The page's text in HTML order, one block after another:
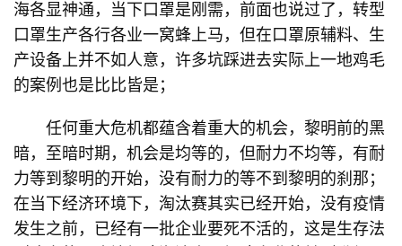
海各显神通，当下口罩是刚需，前面也说过了，转型
口罩生产各行各业一窝蜂上马，但在口罩原辅料、生
产设备上并不如人意，许多坑踩进去实际上一地鸡毛
的案例也是比比皆是；
任何重大危机都蕴含着重大的机会，黎明前的黑
暗，至暗时期，机会是均等的，但耐力不均等，有耐
力等到黎明的开始，没有耐力的等不到黎明的刹那；
在当下经济环境下，淘汰赛其实已经开始，没有疫情
发生之前，已经有一批企业要死不活的，这是生存法